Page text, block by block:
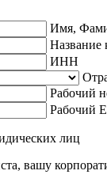
Имя,
Название
ИНН
Рабочий
Рабочий
лиц
вашу